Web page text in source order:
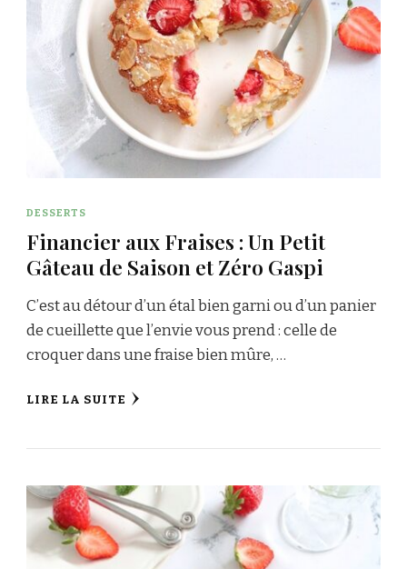
DESSERTS
Financier aux Fraises : Un Petit
Gâteau de Saison et Zéro Gaspi
C’est au détour d’un étal bien garni ou d’un panier
de cueillette que l’envie vous prend : celle de
croquer dans une fraise bien mûre, …
LIRE LA SUITE